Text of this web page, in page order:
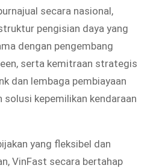
secara nasional,
pengisian daya yang
dengan pengembang
serta kemitraan strategis
dan lembaga pembiayaan
solusi kepemilikan kendaraan
yang fleksibel dan
VinFast secara bertahap